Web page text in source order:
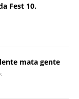
Fest 10.
mata gente